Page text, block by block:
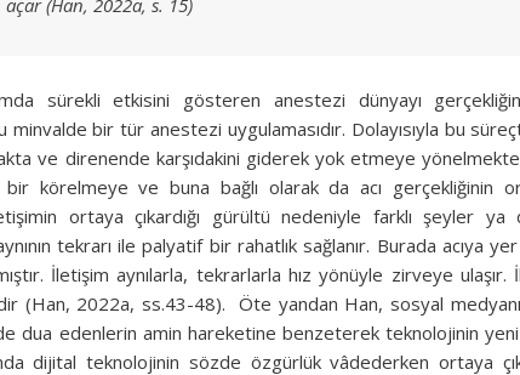
açar (Han, 2022a, s. 15)
sürekli etkisini gösteren anestezi dünyayı
minvalde bir tür anestezi uygulamasıdır. Dolayısıyla bu
ve direnende karşıdakini giderek yok etmeye
körelmeye ve buna bağlı olarak da acı gerçekliğinin
ortaya çıkardığı gürültü nedeniyle farklı şeyler
tekrarı ile palyatif bir rahatlık sağlanır. Burada acıya
İletişim aynılarla, tekrarlarla hız yönüyle zirveye ulaşır.
(Han, 2022a, ss.43-48). Öte yandan Han, sosyal
dua edenlerin amin hareketine benzeterek teknolojinin
dijital teknolojinin sözde özgürlük vâdederken ortaya